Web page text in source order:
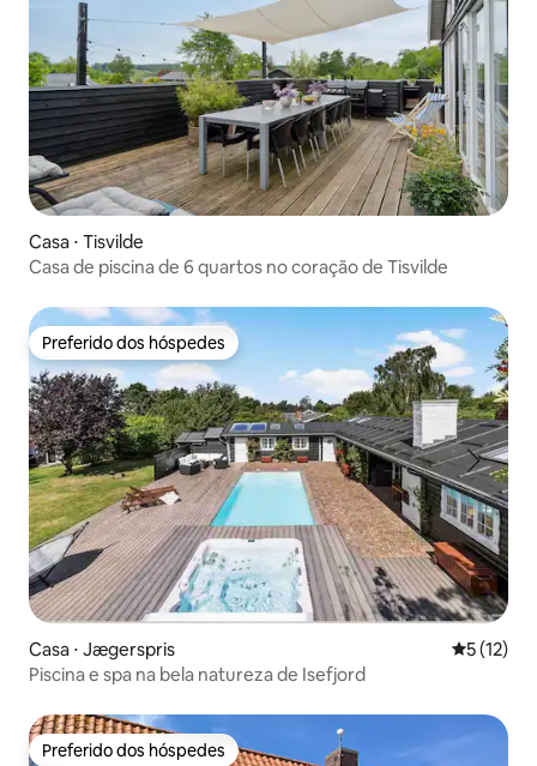
Casa ⋅ Tisvilde
Casa de piscina de 6 quartos no coração de Tisvilde
Preferido dos hóspedes
Preferido dos hóspedes
Casa ⋅ Jægerspris 5 de uma
5 (12)
Piscina e spa na bela natureza de Isefjord
Preferido dos hóspedes
Preferido dos hóspedes